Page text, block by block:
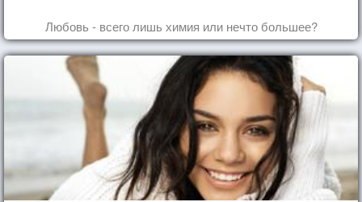
Любовь - всего лишь химия или нечто большее?